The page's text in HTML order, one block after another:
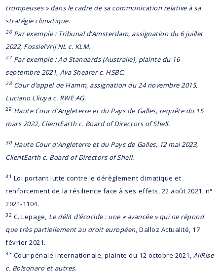
trompeuses » dans le cadre de sa communication relative à sa
stratégie climatique.
26Par exemple : Tribunal d’Amsterdam, assignation du 6 juillet
2022, FossielVrij NL c. KLM.
27Par exemple : Ad Standards (Australie), plainte du 16
septembre 2021, Ava Shearer c. HSBC.
28Cour d’appel de Hamm, assignation du 24 novembre 2015,
Luciano Lliuya c. RWE AG.
29 Haute Cour d’Angleterre et du Pays de Galles, requête du 15
mars 2022, ClientEarth c. Board of Directors of Shell.
30 Haute Cour d’Angleterre et du Pays de Galles, 12 mai 2023,
ClientEarth c. Board of Directors of Shell.
31 Loi portant lutte contre le dérèglement climatique et
renforcement de la résilience face à ses effets, 22 août 2021, n°
2021-1104.
32 C. Lepage, Le délit d’écocide : une « avancée » qui ne répond
que très partiellement au droit européen, Dalloz Actualité, 17
février 2021.
33 Cour pénale internationale, plainte du 12 octobre 2021, AllRise
c. Bolsonaro et autres.